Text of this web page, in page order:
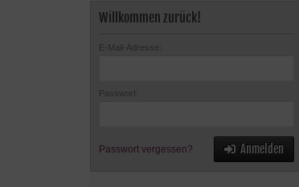
Willkommen zurück!
E-Mail-Adresse:
Passwort:
Passwort vergessen? Anmelden